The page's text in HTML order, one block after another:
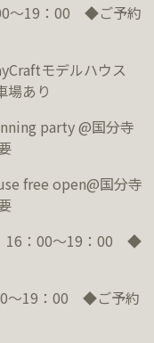
～19：00 ◆ご予約
モデルハウス
あり
party @国分寺
free open@国分寺
16：00～19：00 ◆
～19：00 ◆ご予約